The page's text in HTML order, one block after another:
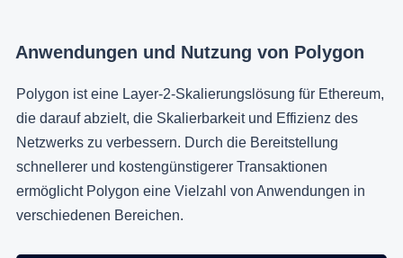
Anwendungen und Nutzung von Polygon
Polygon ist eine Layer-2-Skalierungslösung für Ethereum,
die darauf abzielt, die Skalierbarkeit und Effizienz des
Netzwerks zu verbessern. Durch die Bereitstellung
schnellerer und kostengünstigerer Transaktionen
ermöglicht Polygon eine Vielzahl von Anwendungen in
verschiedenen Bereichen.